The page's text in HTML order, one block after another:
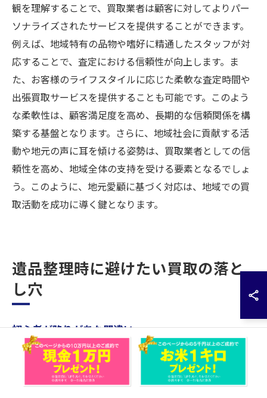
観を理解することで、買取業者は顧客に対してよりパー
ソナライズされたサービスを提供することができます。
例えば、地域特有の品物や嗜好に精通したスタッフが対
応することで、査定における信頼性が向上します。ま
た、お客様のライフスタイルに応じた柔軟な査定時間や
出張買取サービスを提供することも可能です。このよう
な柔軟性は、顧客満足度を高め、長期的な信頼関係を構
築する基盤となります。さらに、地域社会に貢献する活
動や地元の声に耳を傾ける姿勢は、買取業者としての信
頼性を高め、地域全体の支持を受ける要素となるでしょ
う。このように、地元愛顧に基づく対応は、地域での買
取活動を成功に導く鍵となります。
遺品整理時に避けたい買取の落と
し穴
初心者が陥りがちな間違い
遺品整理を初めて行う方が最も陥りやすい間違いは、感
情に流されがちになることです。思い出の詰まった品々
を手放すことは容易ではありませんが、感情だけで判断